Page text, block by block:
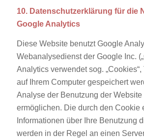
10. Datenschutzerklärung für die
Google Analytics
Diese Website benutzt Google
Webanalysedienst der Google Inc.
Analytics verwendet sog.
auf Ihrem Computer gespeichert
Analyse der Benutzung der Website
ermöglichen. Die durch den Cookie
Informationen über Ihre Benutzung
werden in der Regel an einen